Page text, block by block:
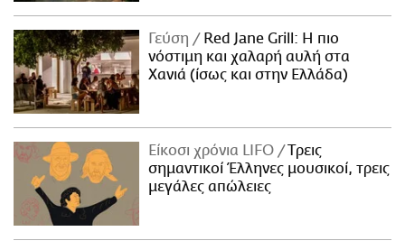
Γεύση
Red Jane Grill: Η πιο
νόστιμη και χαλαρή αυλή στα
Χανιά (ίσως και στην Ελλάδα)
Είκοσι χρόνια LIFO
Tρεις
σημαντικοί Έλληνες μουσικοί, τρεις
μεγάλες απώλειες